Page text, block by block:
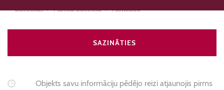
Bibliotēkas Publiskā bibliotēka Pašvaldību
SAZINĀTIES
Objekts savu informāciju pēdējo reizi atjaunojis pirms